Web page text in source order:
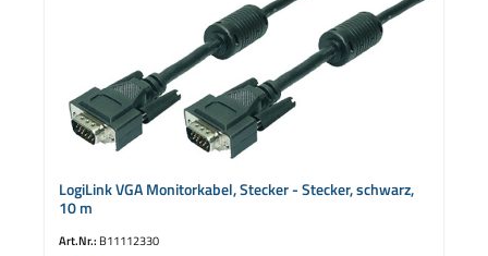
LogiLink VGA Monitorkabel, Stecker - Stecker, schwarz,
10 m
Art.Nr.: B11112330